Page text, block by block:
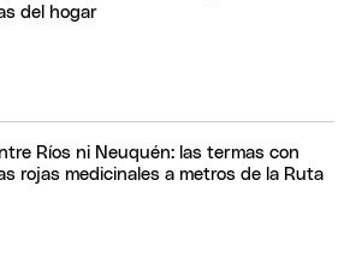
del hogar
Ríos ni Neuquén: las termas con
rojas medicinales a metros de la Ruta